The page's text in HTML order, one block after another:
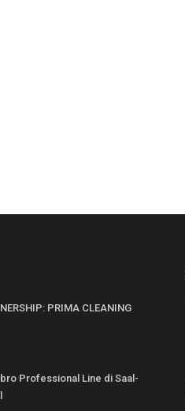
PRIMA CLEANING
Professional Line di Saal-